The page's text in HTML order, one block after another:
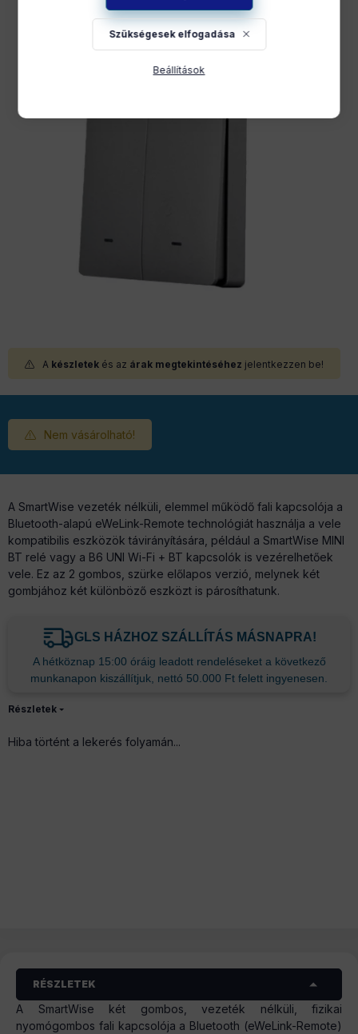
A készletek és az árak megtekintéséhez jelentkezzen be!
Nem vásárolható!
A SmartWise vezeték nélküli, elemmel működő fali kapcsolója a
Bluetooth-alapú eWeLink-Remote technológiát használja a vele
kompatibilis eszközök távirányítására, például a SmartWise MINI
BT relé vagy a B6 UNI Wi-Fi + BT kapcsolók is vezérelhetőek
vele. Ez az 2 gombos, szürke előlapos verzió, melynek két
gombjához két különböző eszközt is párosíthatunk.
GLS HÁZHOZ SZÁLLÍTÁS MÁSNAPRA!
A hétköznap 15:00 óráig leadott rendeléseket a következő
munkanapon kiszállítjuk, nettó 50.000 Ft felett ingyenesen.
Részletek
Hiba történt a lekerés folyamán...
RÉSZLETEK
A SmartWise két gombos, vezeték nélküli, fizikai
nyomógombos fali kapcsolója a Bluetooth (eWeLink-Remote)
Szükségesek elfogadása
Beállítások